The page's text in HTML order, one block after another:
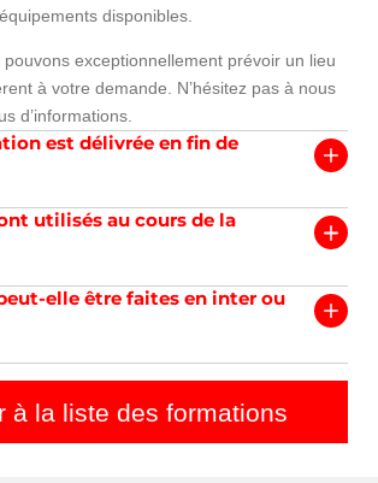
disponibles.
exceptionnellement prévoir un lieu
à votre demande. N’hésitez pas à nous
d’informations.
est délivrée en fin de
utilisés au cours de la
elle être faites en inter ou
à la liste des formations